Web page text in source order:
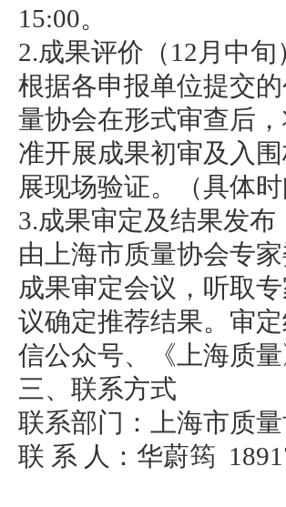
2.成果评价（12月中旬
根据各申报单位提交
量协会在形式审查后
准开展成果初审及入
展现场验证。（具体
3.成果审定及结果发布
由上海市质量协会专
成果审定会议，听取
议确定推荐结果。审
信公众号、《上海质
三、联系方式
联系部门：上海市质
联 系 人：华蔚筠